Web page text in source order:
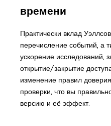
времени
Практически вклад
перечисление событий, а
ускорение исследований,
открытие/закрытие
изменение правил
проверки, что вы
версию и её эффект.